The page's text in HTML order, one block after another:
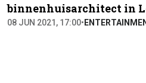
binnenhuisarchitect in
08 JUN 2021, 17:00•